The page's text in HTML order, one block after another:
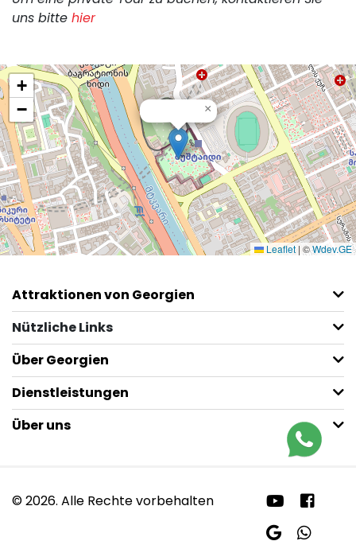
uns bitte hier
×
+
−
Leaflet | ©Wdev.GE
Attraktionen von Georgien
Nützliche Links
Über Georgien
Dienstleistungen
Über uns
© 2026. Alle Rechte vorbehalten